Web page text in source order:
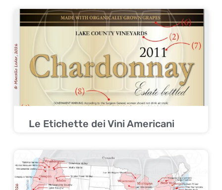
Le Etichette dei Vini Americani